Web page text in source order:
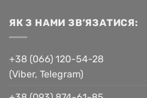
ЯК З НАМИ ЗВ’ЯЗАТИСЯ:
+38 (066) 120-54-28
(Viber, Telegram)